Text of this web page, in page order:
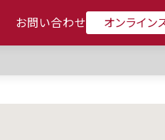
お問い合わせ オンライン